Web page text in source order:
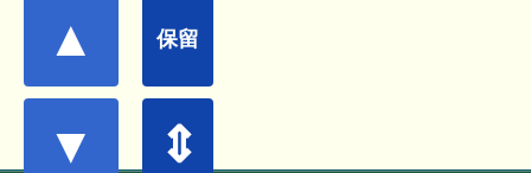
⇕
保留
▲
▼